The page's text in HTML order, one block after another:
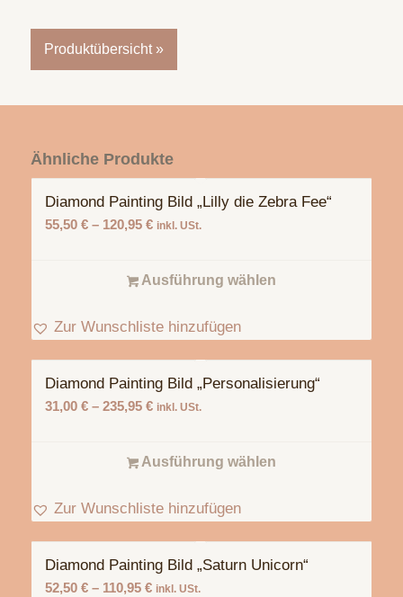
Produktübersicht »
Ähnliche Produkte
Diamond Painting Bild „Lilly die Zebra Fee“
55,50 €– 120,95 € inkl. USt.
Ausführung wählen
Zur Wunschliste hinzufügen
Diamond Painting Bild „Personalisierung“
31,00 €– 235,95 € inkl. USt.
Ausführung wählen
Zur Wunschliste hinzufügen
5.00
Diamond Painting Bild „Saturn Unicorn“
52,50 €– 110,95 € inkl. USt.